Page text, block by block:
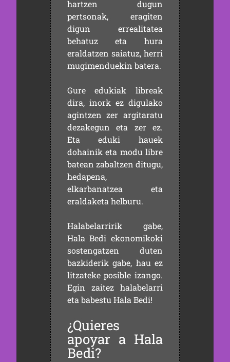
hartzen dugun
pertsonak, eragiten
digun errealitatea
behatuz eta hura
eraldatzen saiatuz, herri
mugimenduekin batera.
Gure edukiak libreak
dira, inork ez digulako
agintzen zer argitaratu
dezakegun eta zer ez.
Eta eduki hauek
dohainik eta modu libre
batean zabaltzen ditugu,
hedapena,
elkarbanatzea eta
eraldaketa helburu.
Halabelarririk gabe,
Hala Bedi ekonomikoki
sostengatzen duten
bazkiderik gabe, hau ez
litzateke posible izango.
Egin zaitez halabelarri
eta babestu Hala Bedi!
¿Quieres
apoyar a Hala
Bedi?